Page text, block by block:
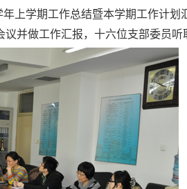
年上学期工作总结暨本学期工作计划
并做工作汇报，十六位支部委员听